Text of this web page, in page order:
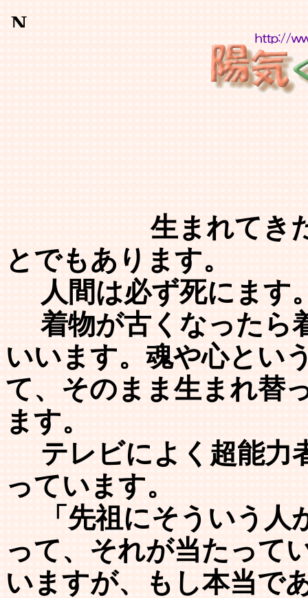
生まれてきたと
とでもあります。
人間は必ず死にます
着物が古くなったら
いいます。魂や心とい
て、そのまま生まれ替
ます。
テレビによく超能力
っています。
「先祖にそういう人
って、それが当たって
いますが、もし本当で